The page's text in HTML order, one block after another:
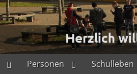
Personen Schulleben